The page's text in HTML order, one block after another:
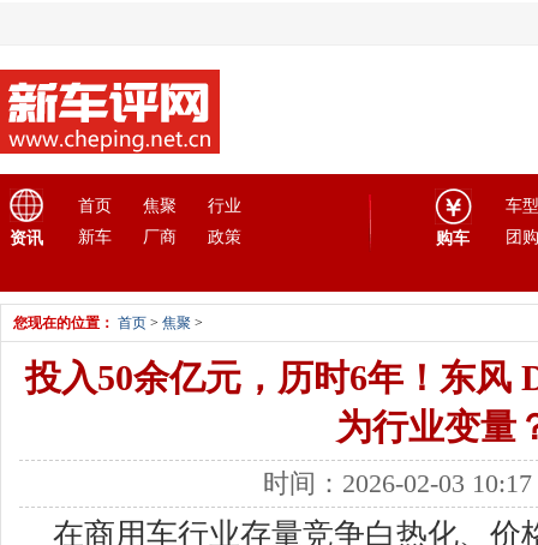
资讯
首页 焦聚
行业
新车
厂商 政策 购车
车型
团购
您现在的位置： 首页 > 焦聚 >
投入50余亿元，历时6年！东风
为行业变量
时间：2026-02-03
在商用车行业存量竞争白热化、价